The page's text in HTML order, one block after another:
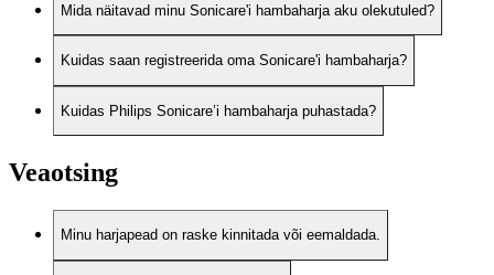
Mida näitavad minu Sonicare'i hambaharja aku olekutuled?
Kuidas saan registreerida oma Sonicare'i hambaharja?
Kuidas Philips Sonicare’i hambaharja puhastada?
Veaotsing
Minu harjapead on raske kinnitada või eemaldada.